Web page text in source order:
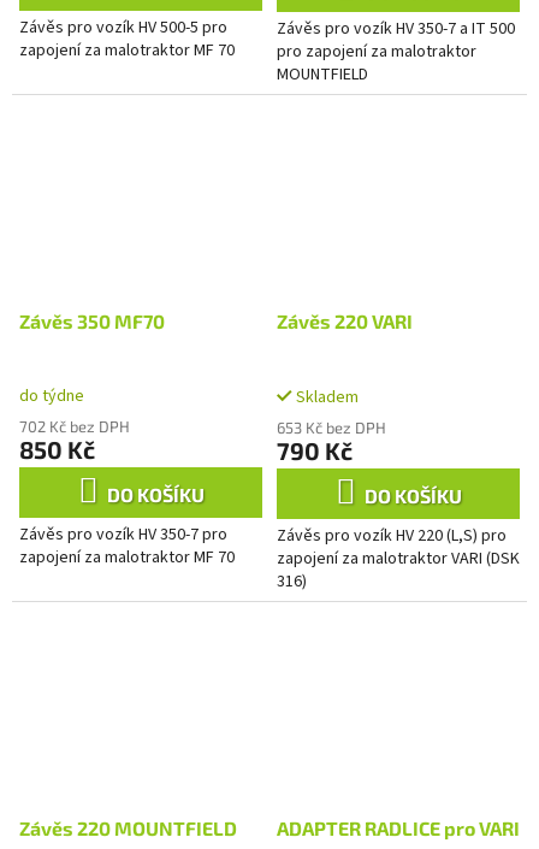
Závěs pro vozík HV 500-5 pro
zapojení za malotraktor MF 70
Závěs pro vozík HV 350-7 a IT 500
pro zapojení za malotraktor
MOUNTFIELD
Závěs 350 MF70
do týdne
702 Kč bez DPH
850 Kč
DO KOŠÍKU
Závěs pro vozík HV 350-7 pro
zapojení za malotraktor MF 70
Závěs 220 VARI
Skladem
653 Kč bez DPH
790 Kč
DO KOŠÍKU
Závěs pro vozík HV 220 (L,S) pro
zapojení za malotraktor VARI (DSK
316)
Závěs 220 MOUNTFIELD ADAPTER RADLICE pro VARI